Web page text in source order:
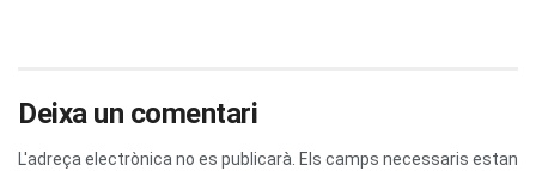
Deixa un comentari
L'adreça electrònica no es publicarà. Els camps necessaris estan